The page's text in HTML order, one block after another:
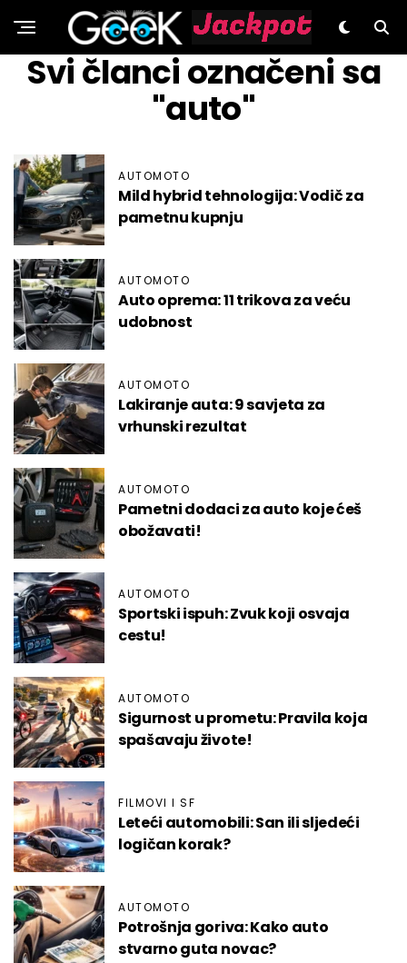
GeeK.hr
Svi članci označeni sa
"auto"
AUTOMOTO
Mild hybrid tehnologija: Vodič za
pametnu kupnju
AUTOMOTO
Auto oprema: 11 trikova za veću
udobnost
AUTOMOTO
Lakiranje auta: 9 savjeta za
vrhunski rezultat
AUTOMOTO
Pametni dodaci za auto koje ćeš
obožavati!
AUTOMOTO
Sportski ispuh: Zvuk koji osvaja
cestu!
AUTOMOTO
Sigurnost u prometu: Pravila koja
spašavaju živote!
FILMOVI I SF
Leteći automobili: San ili sljedeći
logičan korak?
AUTOMOTO
Potrošnja goriva: Kako auto
stvarno guta novac?